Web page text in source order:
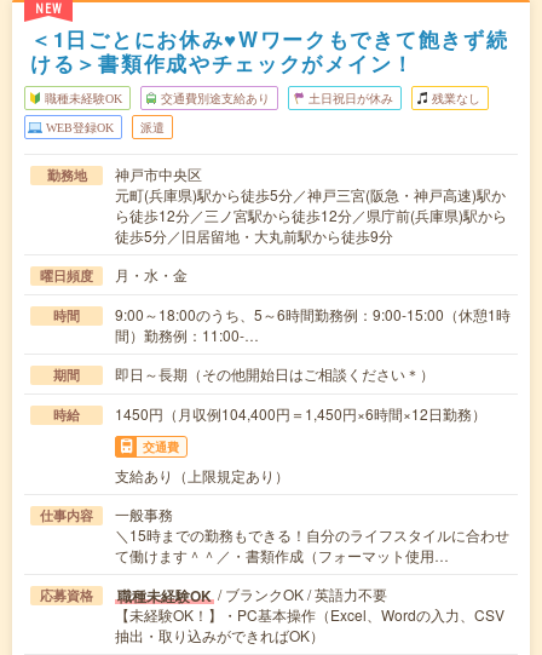
NEW
＜1日ごとにお休み♥Wワークもできて飽きず続
ける＞書類作成やチェックがメイン！
職種未経験OK 交通費別途支給あり 土日祝日が休み 残業なし
WEB登録OK 派遣
勤務地
神戸市中央区
元町(兵庫県)駅から徒歩5分／神戸三宮(阪急・神戸高速)駅か
ら徒歩12分／三ノ宮駅から徒歩12分／県庁前(兵庫県)駅から
徒歩5分／旧居留地・大丸前駅から徒歩9分
曜日頻度 月・水・金
時間
9:00～18:00のうち、5～6時間勤務例：9:00-15:00（休憩1時
間）勤務例：11:00-…
期間 即日～長期（その他開始日はご相談ください＊）
時給 1450円（月収例104,400円＝1,450円×6時間×12日勤務）
交通費
支給あり（上限規定あり）
仕事内容
一般事務
＼15時までの勤務もできる！自分のライフスタイルに合わせ
て働けます＾＾／・書類作成（フォーマット使用…
応募資格 職種未経験OK / ブランクOK / 英語力不要
【未経験OK！】・PC基本操作（Excel、Wordの入力、CSV
抽出・取り込みができればOK）